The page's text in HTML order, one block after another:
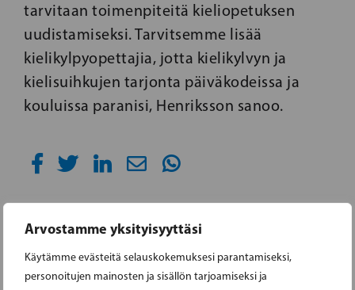
Arvostamme yksityisyyttäsi
Käytämme evästeitä selauskokemuksesi parantamiseksi,
personoitujen mainosten ja sisällön tarjoamiseksi ja
tarvitaan toimenpiteitä kieliopetuksen
uudistamiseksi. Tarvitsemme lisää
kielikylpyopettajia, jotta kielikylvyn ja
kielisuihkujen tarjonta päiväkodeissa ja
kouluissa paranisi, Henriksson sanoo.
05.05.2018